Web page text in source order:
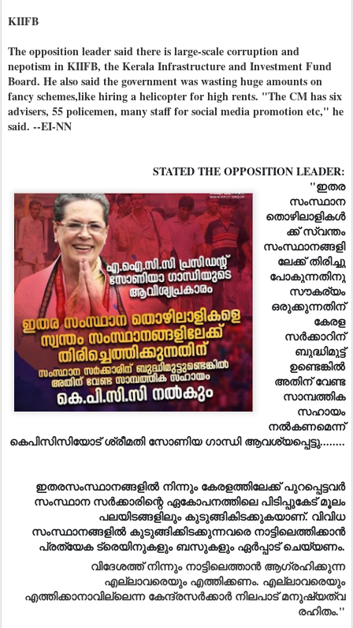
KIIFB
The opposition leader said there is large-scale corruption and
nepotism in KIIFB, the Kerala Infrastructure and Investment Fund
Board. He also said the government was wasting huge amounts on
fancy schemes,like hiring a helicopter for high rents. "The CM has six
advisers, 55 policemen, many staff for social media promotion etc," he
said. --EI-NN
STATED THE OPPOSITION LEADER:
"ഇതര
സംസ്ഥാന
തൊഴിലാളികൾ
ക്ക് സ്വന്തം
സംസ്ഥാനങ്ങളി
ലേക്ക് തിരിച്ചു
പോകുന്നതിനു
സൗകര്യം
ഒരുക്കുന്നതിന്
കേരള
സർക്കാറിന്
ബുദ്ധിമുട്ട്
ഉണ്ടെങ്കിൽ
അതിന് വേണ്ട
സാമ്പത്തിക
സഹായം
നൽകണമെന്ന്
കെപിസിസിയോട് ശ്രീമതി സോണിയ ഗാന്ധി ആവശ്യപ്പെട്ടു........
ഇതരസംസ്ഥാനങ്ങളിൽ നിന്നും കേരളത്തിലേക്ക് പുറപ്പെട്ടവർ
സംസ്ഥാന സർക്കാരിന്റെ ഏകോപനത്തിലെ പിടിപ്പുകേട് മൂലം
പലയിടങ്ങളിലും കുടുങ്ങികിടക്കുകയാണ്. വിവിധ
സംസ്ഥാനങ്ങളിൽ കുടുങ്ങിക്കിടക്കുന്നവരെ നാട്ടിലെത്തിക്കാൻ
പ്രത്യേക ട്രെയിനുകളും ബസുകളും ഏർപ്പാട് ചെയ്യണം.
വിദേശത്ത് നിന്നും നാട്ടിലെത്താൻ ആഗ്രഹിക്കുന്ന
എല്ലാവരെയും എത്തിക്കണം. എല്ലാവരെയും
എത്തിക്കാനാവില്ലെന്ന കേന്ദ്രസർക്കാർ നിലപാട് മനുഷ്യത്വ
രഹിതം."